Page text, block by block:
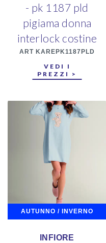
- pk 1187 pld
pigiama donna
interlock costine
ART KAREPK1187PLD
VEDI I
PREZZI >
AUTUNNO / INVERNO
INFIORE